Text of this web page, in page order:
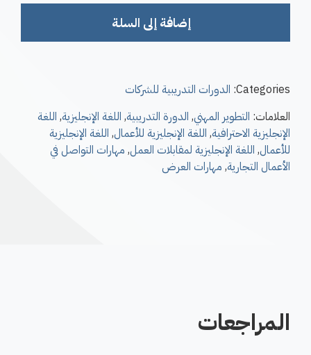
إضافة إلى السلة
Categories: الدورات التدريبية للشركات
العلامات: التطوير المهني, الدورة التدريبية, اللغة الإنجليزية, اللغة
الإنجليزية الاحترافية, اللغة الإنجليزية للأعمال, اللغة الإنجليزية
للأعمال, اللغة الإنجليزية لمقابلات العمل, مهارات التواصل في
الأعمال التجارية, مهارات العرض
المراجعات